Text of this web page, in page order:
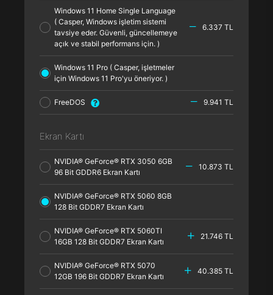
Windows 11 Home Single Language
( Casper, Windows işletim sistemi
tavsiye eder. Güvenli, güncellemeye
açık ve stabil performans için. )
6.337 TL
Windows 11 Pro ( Casper, işletmeler
için Windows 11 Pro'yu öneriyor. )
FreeDOS 9.941 TL
Ekran Kartı
NVIDIA® GeForce® RTX 3050 6GB
96 Bit GDDR6 Ekran Kartı
10.873 TL
NVIDIA® GeForce® RTX 5060 8GB
128 Bit GDDR7 Ekran Kartı
NVIDIA® GeForce® RTX 5060TI
16GB 128 Bit GDDR7 Ekran Kartı
21.746 TL
NVIDIA® GeForce® RTX 5070
12GB 196 Bit GDDR7 Ekran Kartı
40.385 TL